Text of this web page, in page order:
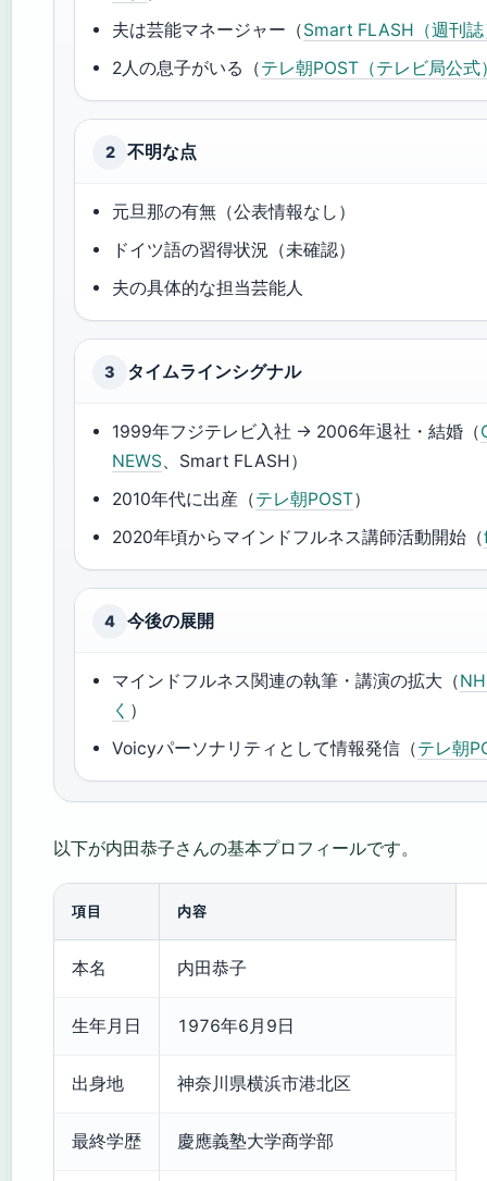
夫は芸能マネージャー（Smart FLASH（週刊
2人の息子がいる（テレ朝POST（テレビ局公式
2 不明な点
元旦那の有無（公表情報なし）
ドイツ語の習得状況（未確認）
夫の具体的な担当芸能人
3 タイムラインシグナル
1999年フジテレビ入社 → 2006年退社・結婚（
NEWS、Smart FLASH）
2010年代に出産（テレ朝POST）
2020年頃からマインドフルネス講師活動開始（
4 今後の展開
マインドフルネス関連の執筆・講演の拡大（
く ）
Voicyパーソナリティとして情報発信（テレ朝
以下が内田恭子さんの基本プロフィールです。
項目 内容
本名 内田恭子
生年月日 1976年6月9日
出身地 神奈川県横浜市港北区
最終学歴 慶應義塾大学商学部